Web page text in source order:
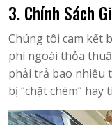
3. Chính Sách
Chúng tôi cam kết
phí ngoài thỏa
phải trả bao nhiêu
bị “chặt chém”